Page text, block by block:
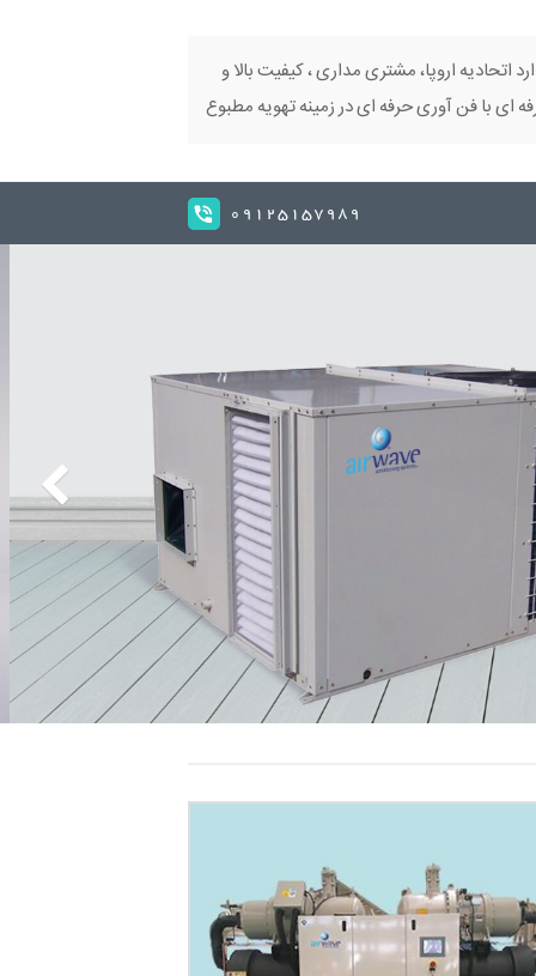
اتحادیه اروپا، مشتری مداری ، کیفیت بالا و
ای با فن آوری حرفه ای در زمینه تهویه مطبوع
09125157989